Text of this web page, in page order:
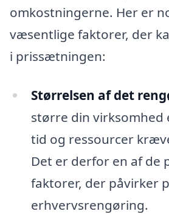
omkostningerne. Her er
væsentlige faktorer, der
i prissætningen:
Størrelsen af det
større din virksomhed
tid og ressourcer
Det er derfor en af de
faktorer, der påvirker
erhvervsrengøring.